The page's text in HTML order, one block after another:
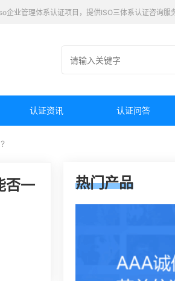
业管理体系认证项目，提供ISO三体系认证咨询服务
认证资讯 认证问答
否一
热门产品